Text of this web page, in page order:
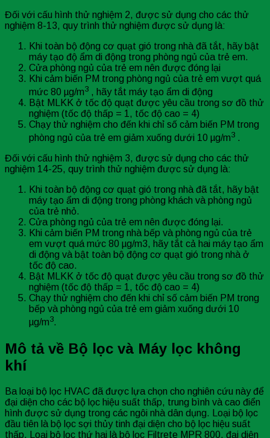
Đối với cấu hình thử nghiệm 2, được sử dụng cho các thử
nghiệm 8-13, quy trình thử nghiệm được sử dụng là:
Khi toàn bộ động cơ quạt gió trong nhà đã tắt, hãy bật
máy tạo độ ẩm di động trong phòng ngủ của trẻ em.
Cửa phòng ngủ của trẻ em nên được đóng lại
Khi cảm biến PM trong phòng ngủ của trẻ em vượt quá
mức 80 µg/m3 , hãy tắt máy tạo ẩm di động
Bật MLKK ở tốc độ quạt được yêu cầu trong sơ đồ thử
nghiệm (tốc độ thấp = 1, tốc độ cao = 4)
Chạy thử nghiệm cho đến khi chỉ số cảm biến PM trong
phòng ngủ của trẻ em giảm xuống dưới 10 µg/m3 .
Đối với cấu hình thử nghiệm 3, được sử dụng cho các thử
nghiệm 14-25, quy trình thử nghiệm được sử dụng là:
Khi toàn bộ động cơ quạt gió trong nhà đã tắt, hãy bật
máy tạo ẩm di động trong phòng khách và phòng ngủ
của trẻ nhỏ.
Cửa phòng ngủ của trẻ em nên được đóng lại.
Khi cảm biến PM trong nhà bếp và phòng ngủ của trẻ
em vượt quá mức 80 µg/m3, hãy tắt cả hai máy tạo ẩm
di động và bật toàn bộ động cơ quạt gió trong nhà ở
tốc độ cao.
Bật MLKK ở tốc độ quạt được yêu cầu trong sơ đồ thử
nghiệm (tốc độ thấp = 1, tốc độ cao = 4)
Chạy thử nghiệm cho đến khi chỉ số cảm biến PM trong
bếp và phòng ngủ của trẻ em giảm xuống dưới 10
µg/m3.
Mô tả về Bộ lọc và Máy lọc không
khí
Ba loại bộ lọc HVAC đã được lựa chọn cho nghiên cứu này để
đại diện cho các bộ lọc hiệu suất thấp, trung bình và cao điển
hình được sử dụng trong các ngôi nhà dân dụng. Loại bộ lọc
đầu tiên là bộ lọc sợi thủy tinh đại diện cho bộ lọc hiệu suất
thấp. Loại bộ lọc thứ hai là bộ lọc Filtrete MPR 800, đại diện